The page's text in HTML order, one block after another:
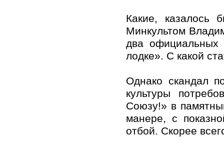
Какие, казалось
Минкультом
два официальных
лодке». С какой
Однако скандал
культуры
Союзу!» в
манере, с
отбой. Скорее